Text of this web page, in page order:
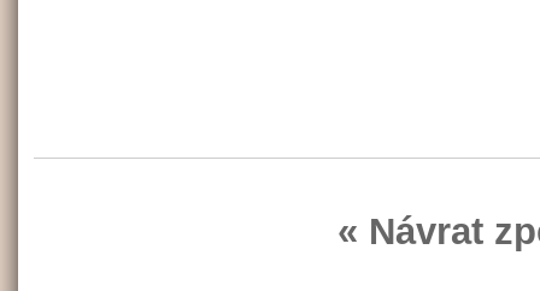
« Návrat